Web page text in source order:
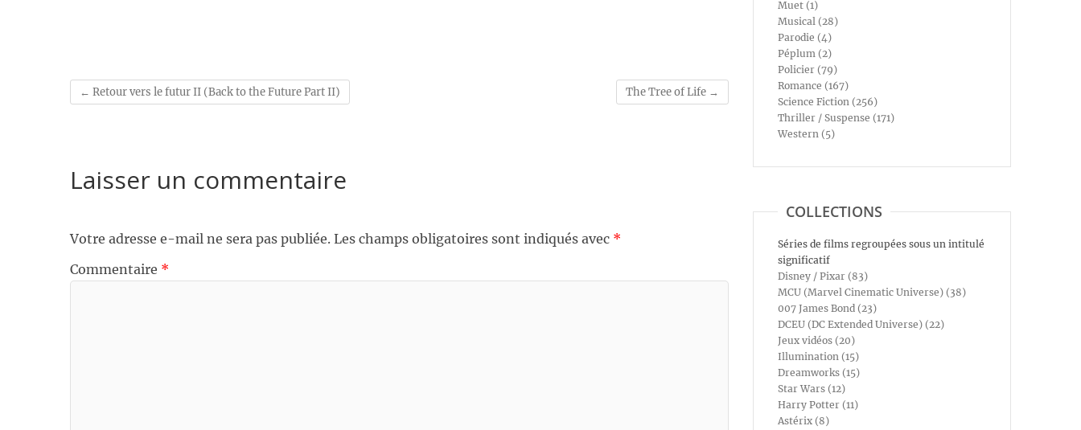
← Retour vers le futur II (Back to the Future Part II) The Tree of Life →
Laisser un commentaire
Votre adresse e-mail ne sera pas publiée. Les champs obligatoires sont indiqués avec *
Commentaire *
Muet (1)
Musical (28)
Parodie (4)
Péplum (2)
Policier (79)
Romance (167)
Science Fiction (256)
Thriller / Suspense (171)
Western (5)
COLLECTIONS
Séries de films regroupées sous un intitulé
significatif
Disney / Pixar (83)
MCU (Marvel Cinematic Universe) (38)
007 James Bond (23)
DCEU (DC Extended Universe) (22)
Jeux vidéos (20)
Illumination (15)
Dreamworks (15)
Star Wars (12)
Harry Potter (11)
Astérix (8)